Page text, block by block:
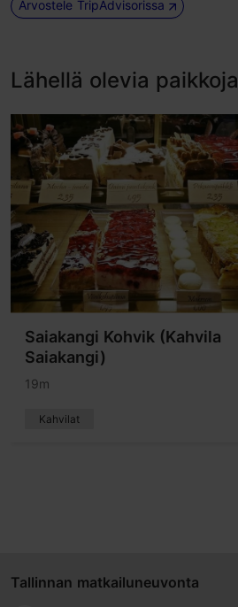
Arvostele TripAdvisorissa
Lähellä olevia paikkoja
Saiakangi Kohvik (Kahvila
Saiakangi)
19m
Kahvilat
Tallinnan matkailuneuvonta